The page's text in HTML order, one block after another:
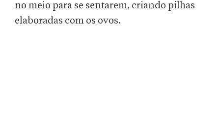
no meio para se sentarem, criando pilhas
elaboradas com os ovos.